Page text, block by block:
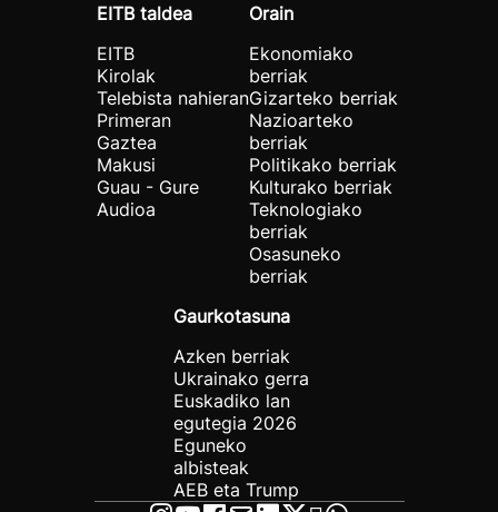
EITB taldea
EITB
Kirolak
Telebista nahieran
Primeran
Gaztea
Makusi
Guau - Gure
Audioa
Orain
Ekonomiako
berriak
Gizarteko berriak
Nazioarteko
berriak
Politikako berriak
Kulturako berriak
Teknologiako
berriak
Osasuneko
berriak
Gaurkotasuna
Azken berriak
Ukrainako gerra
Euskadiko lan
egutegia 2026
Eguneko
albisteak
AEB eta Trump